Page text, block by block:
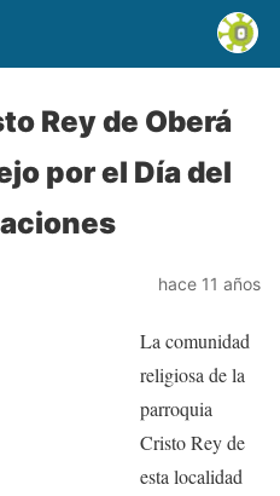
Rey de Oberá
por el Día del
hace 11 años
La comunidad
religiosa de la
parroquia
Cristo Rey de
esta localidad